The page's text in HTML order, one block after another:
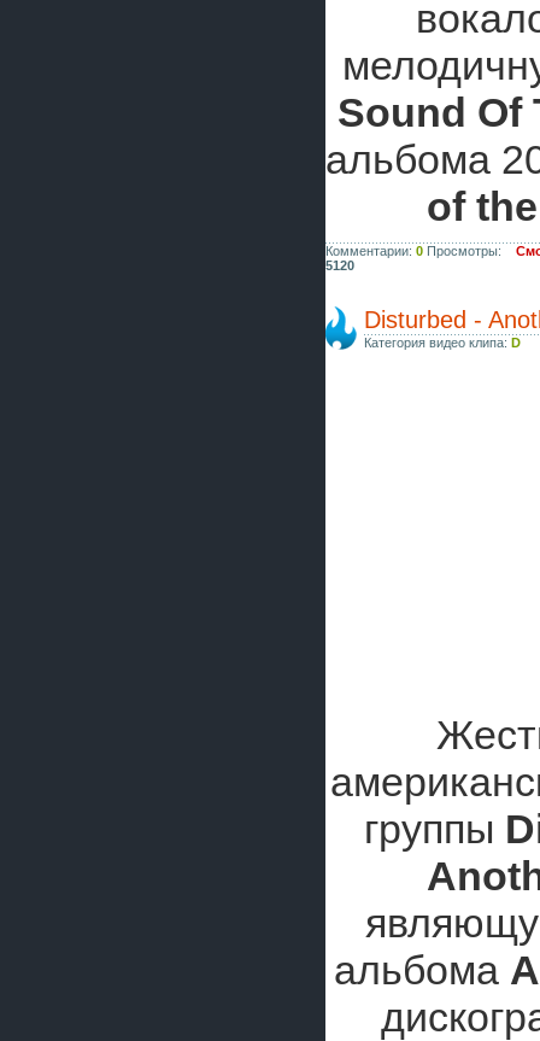
Sound Of
альбома
of
Комментарии: 0 Просмотры:
5120
Disturbed -
Категория видео клипа: D
группы
альбома